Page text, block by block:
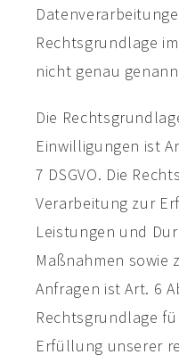
Rechtsgrundlage
nicht genau
Die
Einwilligungen ist
7 DSGVO. Die
Verarbeitung zur
Leistungen und
Maßnahmen sowie
Anfragen ist Art. 6
Rechtsgrundlage
Erfüllung unserer